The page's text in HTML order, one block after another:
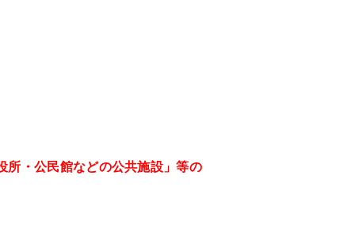
所・公民館などの公共施設」等の